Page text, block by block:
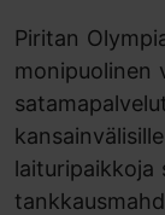
Piritan
monipuolinen
laituripaikkoja